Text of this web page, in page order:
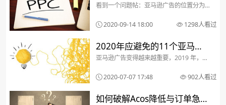
吗？
看到一个问题帖：亚马逊广告的位置分为3
在1号位？什么情况出现在2号位？什么情
况出现在3号位？小编针对这个问题，给大
这三类广告位...
2020-09-14 18:00 1298人看过
2020年应避免的11个亚马逊
广告错误
亚马逊广告变得越来越重要，2019 年，亚
括：新的定位选项增加了对展示广告和视
频广告的访问权限几个新的报告和数据点
了亚马逊搜索引...
2020-07-07 17:48 902人看过
如何破解Acos降低与订单急剧